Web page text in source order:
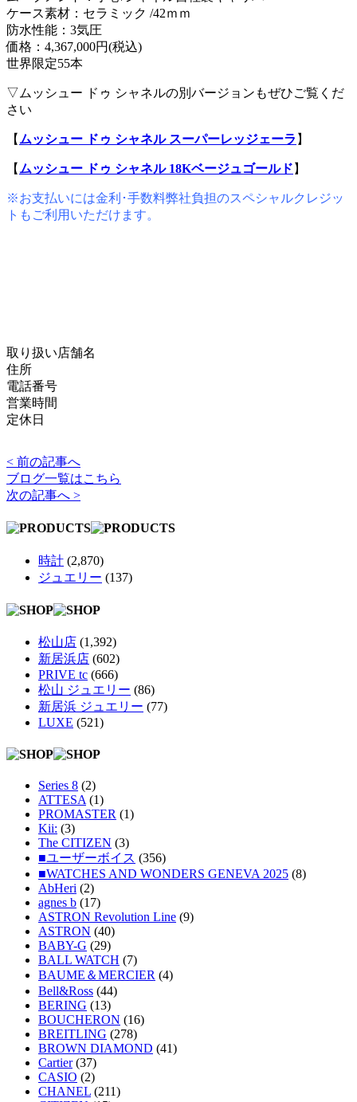
ケース素材：セラミック /42ｍｍ
防水性能：3気圧
価格：4,367,000円(税込)
世界限定55本
▽ムッシュー ドゥ シャネルの別バージョンもぜひご覧くだ
さい
【 ムッシュー ドゥ シャネル スーパーレッジェーラ 】
【 ムッシュー ドゥ シャネル 18Kベージュゴールド 】
※お支払いには金利･手数料弊社負担のスペシャルクレジッ
トもご利用いただけます。
取り扱い店舗名
住所
電話番号
営業時間
定休日
< 前の記事へ
ブログ一覧はこちら
次の記事へ >
時計 (2,870)
ジュエリー (137)
松山店 (1,392)
新居浜店 (602)
PRIVE tc (666)
松山 ジュエリー (86)
新居浜 ジュエリー (77)
LUXE (521)
Series 8 (2)
ATTESA (1)
PROMASTER (1)
Kii: (3)
The CITIZEN (3)
■ユーザーボイス (356)
■WATCHES AND WONDERS GENEVA 2025 (8)
AbHeri (2)
agnes b (17)
ASTRON Revolution Line (9)
ASTRON (40)
BABY-G (29)
BALL WATCH (7)
BAUME＆MERCIER (4)
Bell&Ross (44)
BERING (13)
BOUCHERON (16)
BREITLING (278)
BROWN DIAMOND (41)
Cartier(37)
CASIO (2)
CHANEL (211)